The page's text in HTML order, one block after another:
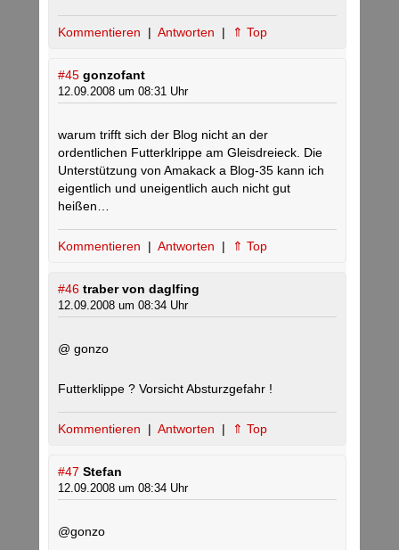
Kommentieren | Antworten | ⇑ Top
#45 gonzofant
12.09.2008 um 08:31 Uhr
warum trifft sich der Blog nicht an der
ordentlichen Futterklrippe am Gleisdreieck. Die
Unterstützung von Amakack a Blog-35 kann ich
eigentlich und uneigentlich auch nicht gut
heißen…
Kommentieren | Antworten | ⇑ Top
#46 traber von daglfing
12.09.2008 um 08:34 Uhr
@ gonzo
Futterklippe ? Vorsicht Absturzgefahr !
Kommentieren | Antworten | ⇑ Top
#47 Stefan
12.09.2008 um 08:34 Uhr
@gonzo